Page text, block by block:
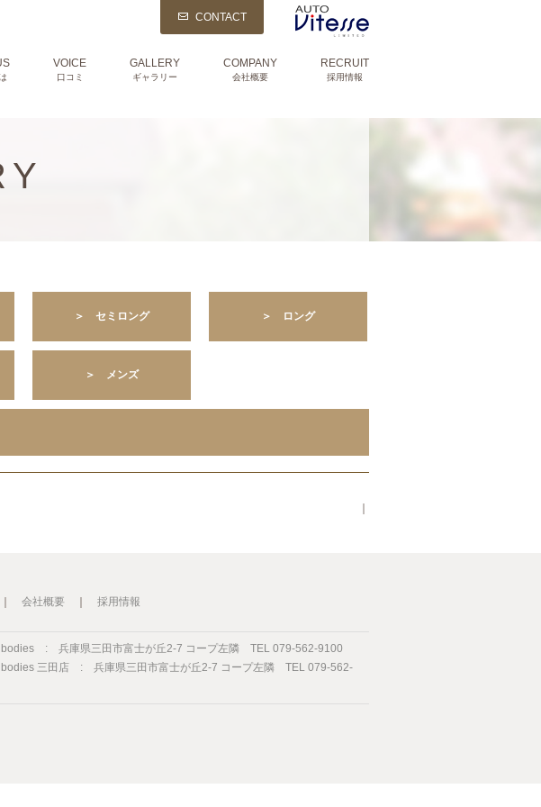
CONTACT
VOICE
口コミ
GALLERY
ギャラリー
COMPANY
会社概要
RECRUIT
採用情報
＞ セミロング ＞ ロング
＞ メンズ
会社概要 採用情報
bodies : 兵庫県三田市富士が丘2-7 コープ左隣 TEL 079-562-9100
bodies 三田店 : 兵庫県三田市富士が丘2-7 コープ左隣 TEL 079-562-